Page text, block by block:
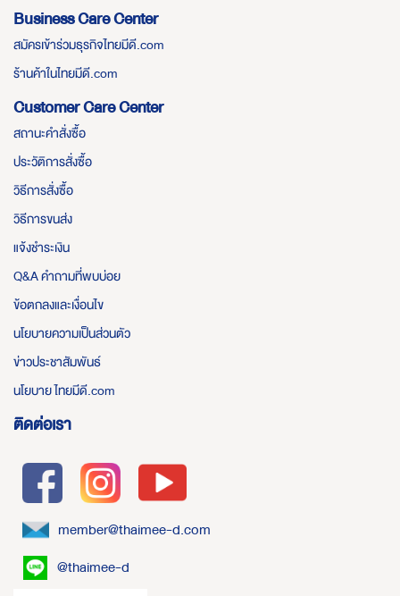
Business Care Center
สมัครเข้าร่วมธุรกิจไทยมีดี.com
ร้านค้าในไทยมีดี.com
Customer Care Center
สถานะคำสั่งซื้อ
ประวัติการสั่งซื้อ
วิธีการสั่งซื้อ
วิธีการขนส่ง
แจ้งชำระเงิน
Q&A คำถามที่พบบ่อย
ข้อตกลงและเงื่อนไข
นโยบายความเป็นส่วนตัว
ข่าวประชาสัมพันธ์
นโยบาย ไทยมีดี.com
ติดต่อเรา
member@thaimee-d.com
@thaimee-d